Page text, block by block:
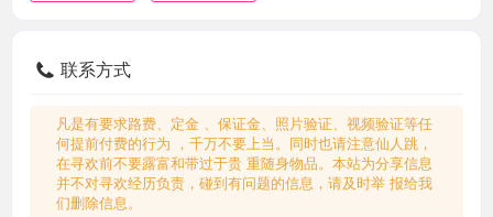
联系方式
凡是有要求路费、定金 、保证金、照片验证、视频验证等任
何提前付费的行为 ，千万不要上当。同时也请注意仙人跳，
在寻欢前不要露富和带过于贵 重随身物品。本站为分享信息
并不对寻欢经历负责，碰到有问题的信息，请及时举 报给我
们删除信息。